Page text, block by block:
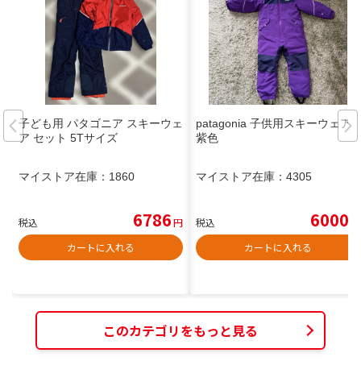
子ども用 パタゴニア スキーウェ
ア セット 5Tサイズ
マイストア在庫： 1860
税込 6786円
カートに入れる
patagonia 子供用スキーウェア
紫色
マイストア在庫： 4305
税込 6000
カートに入れる
このカテゴリをもっと見る